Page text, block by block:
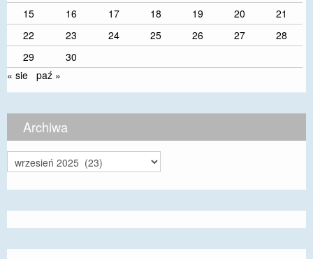
15
16 17 18 19 20
21
22
23 24 25 26 27
28
29
30
« sie paź »
Archiwa
Archiwa